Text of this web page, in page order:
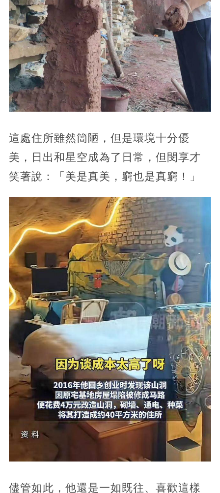
這處住所雖然簡陋，但是環境十分優
美，日出和星空成為了日常，但閔享才
笑著說：「美是真美，窮也是真窮！」
儘管如此，他還是一如既往、喜歡這樣